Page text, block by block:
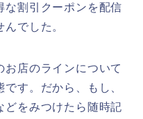
な割引クーポンを配信
でした。
お店のラインについて
す。だから、もし、
どをみつけたら随時記